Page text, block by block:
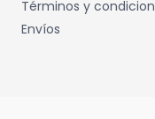
Términos y
Envíos